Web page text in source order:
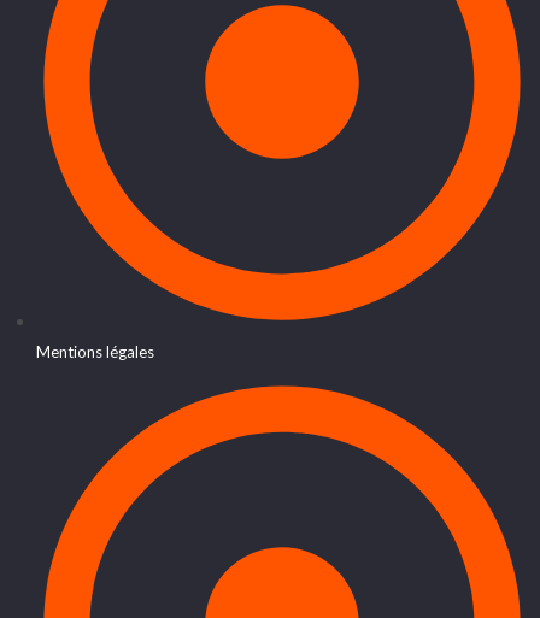
Mentions légales